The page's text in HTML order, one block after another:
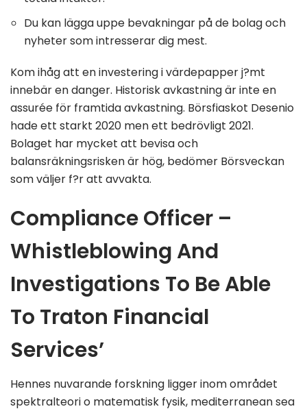
Du kan lägga uppe bevakningar på de bolag och
nyheter som intresserar dig mest.
Kom ihåg att en investering i värdepapper j?mt
innebär en danger. Historisk avkastning är inte en
assurée för framtida avkastning. Börsfiaskot Desenio
hade ett starkt 2020 men ett bedrövligt 2021.
Bolaget har mycket att bevisa och
balansräkningsrisken är hög, bedömer Börsveckan
som väljer f?r att avvakta.
Compliance Officer –
Whistleblowing And
Investigations To Be Able
To Traton Financial
Services’
Hennes nuvarande forskning ligger inom området
spektralteori o matematisk fysik, mediterranean sea